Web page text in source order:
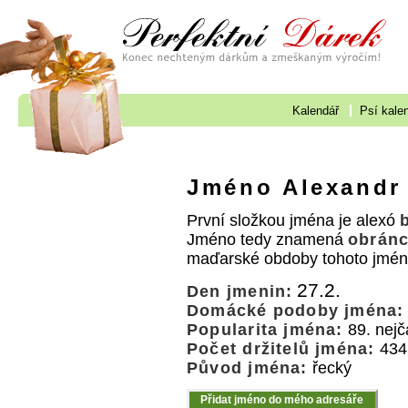
Kalendář Psí
Jméno Alexandr
První složkou jména je alexó
Jméno tedy znamená
maďarské obdoby tohoto
Den jmenin: 27.2.
Domácké podoby jména:
Popularita jména: 89.
Počet držitelů jména:
Původ jména: řecký
Přidat jméno do mého adresáře